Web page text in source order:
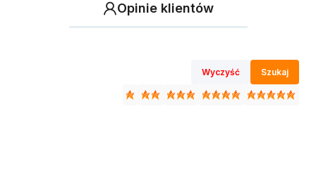
Opinie klientów
Wyczyść Szukaj